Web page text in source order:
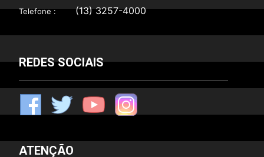
Telefone : (13) 3257-4000
REDES SOCIAIS
F Y I
ATENÇÃO